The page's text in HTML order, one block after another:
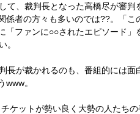
、裁判長となった高橋尽が審判
者の方々も多いのでは??。「
ファンに○○されたエピソード
。
が裁かれるのも、番組的には
。
ットが勢い良く大勢の人たち